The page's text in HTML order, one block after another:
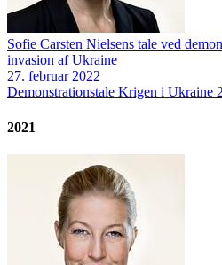
Sofie Carsten Nielsens tale ved
invasion af Ukraine
27. februar 2022
Demonstrationstale Krigen i Ukraine
2021